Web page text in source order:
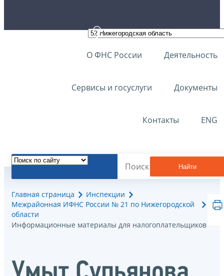
О ФНС России Деятельность
Сервисы и госуслуги Документы
Контакты ENG
Найти
Главная страница
Инспекции
Межрайонная ИФНС России № 21 по Нижегородской
области
Информационные материалы для налогоплательщиков